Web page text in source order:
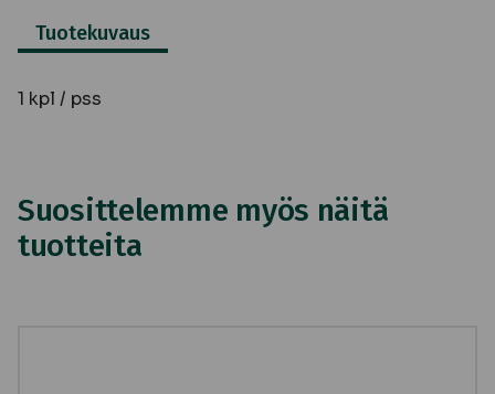
Tuotekuvaus
1 kpl / pss
Suosittelemme myös näitä
tuotteita